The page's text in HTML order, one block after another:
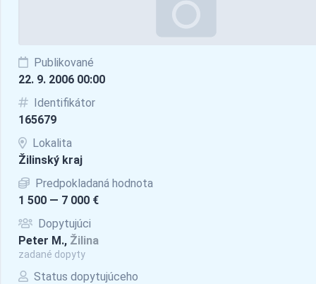
Publikované
22. 9. 2006 00:00
Identifikátor
165679
Lokalita
Žilinský kraj
Predpokladaná hodnota
1 500 — 7 000 €
Dopytujúci
Peter M., Žilina
zadané dopyty
Status dopytujúceho